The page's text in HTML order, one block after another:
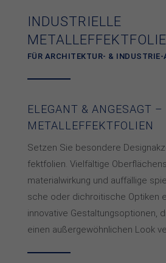
INDUSTRIELLE
FÜR ARCHITEKTUR- & INDUSTRIE-
ELEGANT & ANGESAGT –
METALLEFFEKTFOLIEN
Setzen Sie besondere
fekt­fo­lien. Viel­fäl­ti­ge
ma­te­rial­wir­kung und auf­fäl­li­ge
sche oder dich­roi­ti­sche Op­ti­ken
in­no­va­ti­ve Ge­stal­tungs­op­tio­nen,
einen außer­ge­wöhn­li­chen Look